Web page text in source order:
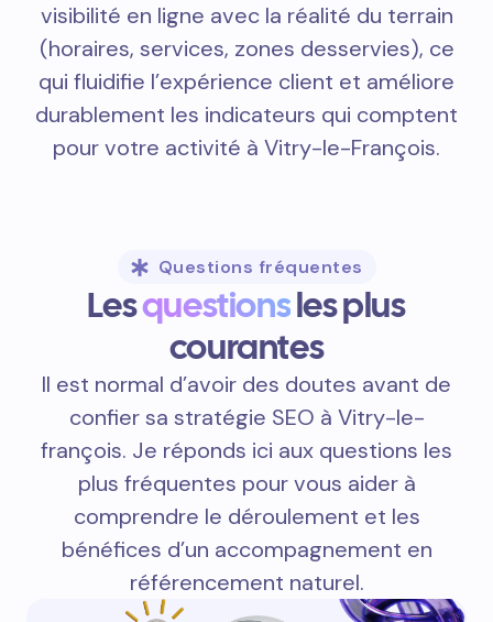
visibilité en ligne avec la réalité du terrain
(horaires, services, zones desservies), ce
qui fluidifie l’expérience client et améliore
durablement les indicateurs qui comptent
pour votre activité à Vitry-le-François.
Questions fréquentes
Lesquestionsles plus
courantes
Il est normal d’avoir des doutes avant de
confier sa stratégie SEO à Vitry-le-
françois. Je réponds ici aux questions les
plus fréquentes pour vous aider à
comprendre le déroulement et les
bénéfices d’un accompagnement en
référencement naturel.